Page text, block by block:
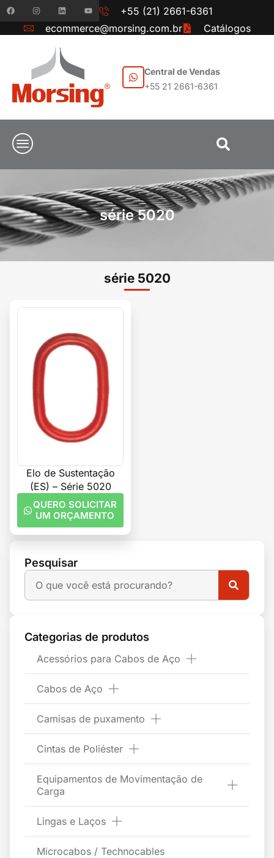
+55 (21) 2661-6361
ecommerce@morsing.com.br
Catálogos
Central de Vendas
+55 21 2661-6361
série 5020
Pesquisar
Categorias de produtos
Acessórios para Cabos de Aço
Cabos de Aço
Camisas de puxamento
Cintas de Poliéster
Equipamentos de Movimentação de
Carga
Lingas e Laços
Microcabos / Technocables
série 5020
Elo de Sustentação
(ES) – Série 5020
QUERO SOLICITAR
UM ORÇAMENTO